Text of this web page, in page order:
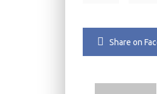
Share on